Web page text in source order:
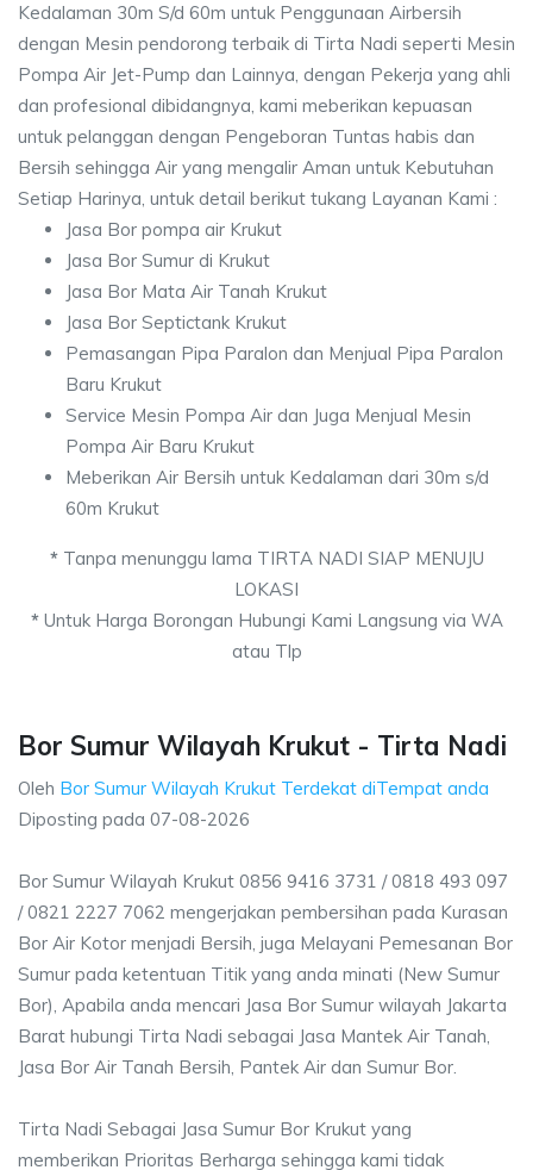
Kedalaman 30m S/d 60m untuk Penggunaan Airbersih
dengan Mesin pendorong terbaik di Tirta Nadi seperti Mesin
Pompa Air Jet-Pump dan Lainnya, dengan Pekerja yang ahli
dan profesional dibidangnya, kami meberikan kepuasan
untuk pelanggan dengan Pengeboran Tuntas habis dan
Bersih sehingga Air yang mengalir Aman untuk Kebutuhan
Setiap Harinya, untuk detail berikut tukang Layanan Kami :
Jasa Bor pompa air Krukut
Jasa Bor Sumur di Krukut
Jasa Bor Mata Air Tanah Krukut
Jasa Bor Septictank Krukut
Pemasangan Pipa Paralon dan Menjual Pipa Paralon
Baru Krukut
Service Mesin Pompa Air dan Juga Menjual Mesin
Pompa Air Baru Krukut
Meberikan Air Bersih untuk Kedalaman dari 30m s/d
60m Krukut
*Tanpa menunggu lama TIRTA NADI SIAP MENUJU
LOKASI
*Untuk Harga Borongan Hubungi Kami Langsung via WA
atau Tlp
Bor Sumur Wilayah Krukut - Tirta Nadi
Oleh Bor Sumur Wilayah Krukut Terdekat diTempat anda
Diposting pada 07-08-2026
Bor Sumur Wilayah Krukut 0856 9416 3731 / 0818 493 097
/ 0821 2227 7062 mengerjakan pembersihan pada Kurasan
Bor Air Kotor menjadi Bersih, juga Melayani Pemesanan Bor
Sumur pada ketentuan Titik yang anda minati (New Sumur
Bor), Apabila anda mencari Jasa Bor Sumur wilayah Jakarta
Barat hubungi Tirta Nadi sebagai Jasa Mantek Air Tanah,
Jasa Bor Air Tanah Bersih, Pantek Air dan Sumur Bor.
Tirta Nadi Sebagai Jasa Sumur Bor Krukut yang
memberikan Prioritas Berharga sehingga kami tidak